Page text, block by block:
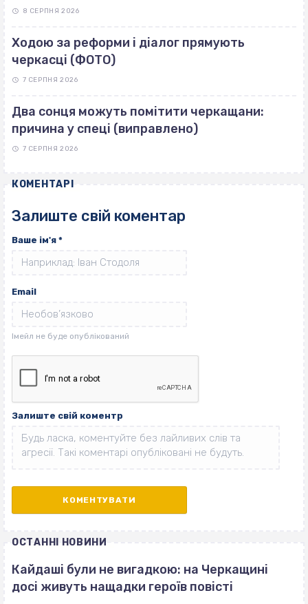
8 СЕРПНЯ 2026
Ходою за реформи і діалог прямують
черкасці (ФОТО)
7 СЕРПНЯ 2026
Два сонця можуть помітити черкащани:
причина у спеці (виправлено)
7 СЕРПНЯ 2026
КОМЕНТАРІ
Залиште свій коментар
Ваше ім'я *
Email
Залиште свій коментр
ОСТАННІ НОВИНИ
Кайдаші були не вигадкою: на Черкащині
досі живуть нащадки героїв повісті